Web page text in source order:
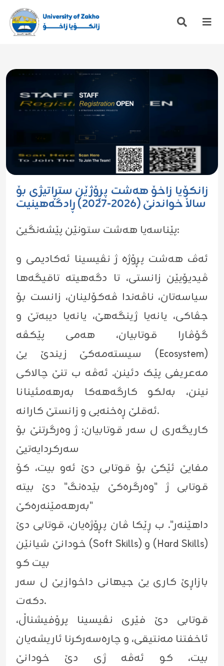
زانکۆیا زاخۆ هەشت پڕۆژێن ستڕاتیژی بۆ
ساڵا خواندنێ (٢٠٢٦-٢٠٢٧) ڕادگەهینیت
پێناسەیا هەشت ستونێن پێشەنگیێ:
ئەڤ هەشت پڕۆژە ژ نڤیسینا ئەکادیمی و
ڤیدیۆیێن زانستی، تا دگەهیتە تاقیگەها
سیاسەتان، ناڤەندا ڤەکۆلینان، زانست بۆ
جڤاکی، یانەیا ژینگەهێ، یانەیا دیبەتێ و
گۆڤارا قوتابیان، هەمی پێکڤە
سیستەمەکێ زیندێ یێ (Ecosystem)
مەعریفی پێک دئینن. ئەڤە ب تنێ چالاکی
نینن، بەلکو کارگەهەکا بەرهەمئینانا
ئەقلێ ڕەخنەیی و زانستێ کارانە.
کاریگەری ل سەر قوتابیان: ژ وەرگرتنێ بۆ
سەرکردایەتیێ
مفایێ ئێکێ بۆ قوتابی دێ ئەو بیت، کۆ
قوتابی ژ "وەرگرەکێ بێدەنگ" دێ بیتە
"بەرهەمێنەرەکێ
داهێنەر". ب ڕێکا ڤان پڕۆژەیان، قوتابی دێ
خودانێ شیانێن (Soft Skills) و (Hard Skills)
بیت کو
بازاڕێ کاری یێ جیهانی داخوازیێ ل سەر
دکەت.
قوتابی دێ فێری نڤیسینا پرۆفیشناڵ،
ئاخفتنا مەنتیقی، و چارەسەرکرنا ئاریشەیان
بیت، کو ئەڤە ژی دێ خودانێ